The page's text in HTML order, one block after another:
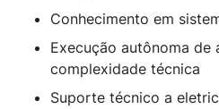
Conhecimento em
Execução autônoma de
complexidade técnica
Suporte técnico a